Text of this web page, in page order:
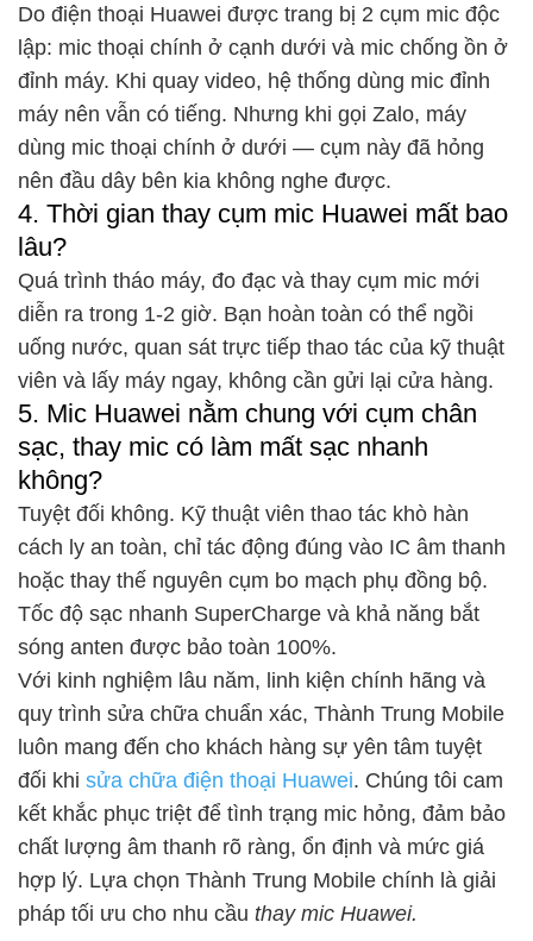
Do điện thoại Huawei được trang bị 2 cụm mic độc
lập: mic thoại chính ở cạnh dưới và mic chống ồn ở
đỉnh máy. Khi quay video, hệ thống dùng mic đỉnh
máy nên vẫn có tiếng. Nhưng khi gọi Zalo, máy
dùng mic thoại chính ở dưới — cụm này đã hỏng
nên đầu dây bên kia không nghe được.
4. Thời gian thay cụm mic Huawei mất bao
lâu?
Quá trình tháo máy, đo đạc và thay cụm mic mới
diễn ra trong 1-2 giờ. Bạn hoàn toàn có thể ngồi
uống nước, quan sát trực tiếp thao tác của kỹ thuật
viên và lấy máy ngay, không cần gửi lại cửa hàng.
5. Mic Huawei nằm chung với cụm chân
sạc, thay mic có làm mất sạc nhanh
không?
Tuyệt đối không. Kỹ thuật viên thao tác khò hàn
cách ly an toàn, chỉ tác động đúng vào IC âm thanh
hoặc thay thế nguyên cụm bo mạch phụ đồng bộ.
Tốc độ sạc nhanh SuperCharge và khả năng bắt
sóng anten được bảo toàn 100%.
Với kinh nghiệm lâu năm, linh kiện chính hãng và
quy trình sửa chữa chuẩn xác, Thành Trung Mobile
luôn mang đến cho khách hàng sự yên tâm tuyệt
đối khi sửa chữa điện thoại Huawei. Chúng tôi cam
kết khắc phục triệt để tình trạng mic hỏng, đảm bảo
chất lượng âm thanh rõ ràng, ổn định và mức giá
hợp lý. Lựa chọn Thành Trung Mobile chính là giải
pháp tối ưu cho nhu cầu thay mic Huawei.